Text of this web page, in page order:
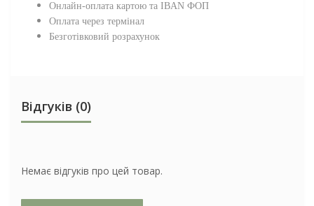
Онлайн-оплата картою та IBAN ФОП
Оплата через термінал
Безготівковий розрахунок
Відгуків (0)
Немає відгуків про цей товар.